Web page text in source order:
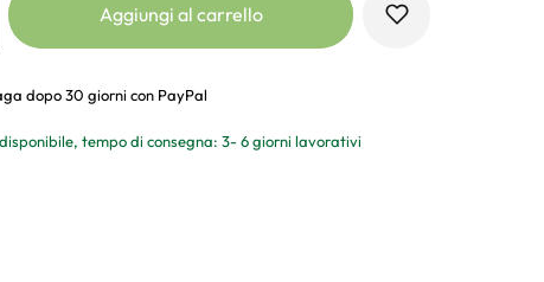
Aggiungi al carrello
dopo 30 giorni con PayPal
tempo di consegna: 3- 6 giorni lavorativi